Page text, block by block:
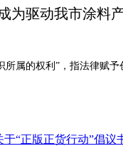
为驱动我市涂料
所属的权利”，指法律赋
“正版正货行动”倡议